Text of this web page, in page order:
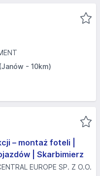
- 10km)
– montaż foteli |
| Skarbimierz
EUROPE SP. Z O.O.